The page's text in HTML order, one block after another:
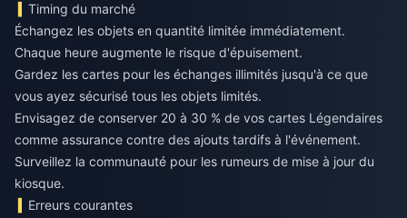
Timing du marché
Échangez les objets en quantité limitée immédiatement.
Chaque heure augmente le risque d'épuisement.
Gardez les cartes pour les échanges illimités jusqu'à ce que
vous ayez sécurisé tous les objets limités.
Envisagez de conserver 20 à 30 % de vos cartes Légendaires
comme assurance contre des ajouts tardifs à l'événement.
Surveillez la communauté pour les rumeurs de mise à jour du
kiosque.
Erreurs courantes